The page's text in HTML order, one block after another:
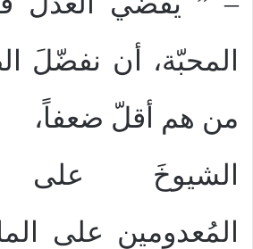
المحبّة، أن نفضّلَ
من هم أقلّ ضعفاً،
الشيوخَ على
المُعدومين على